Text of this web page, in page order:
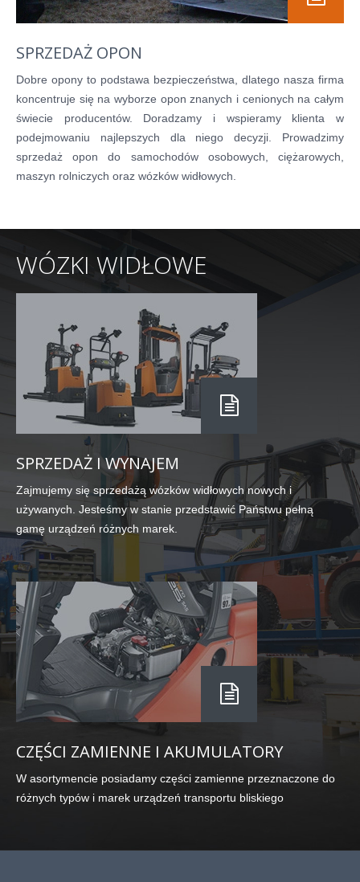
SPRZEDAŻ OPON
Dobre opony to podstawa bezpieczeństwa, dlatego nasza firma
koncentruje się na wyborze opon znanych i cenionych na całym
świecie producentów. Doradzamy i wspieramy klienta w
podejmowaniu najlepszych dla niego decyzji. Prowadzimy
sprzedaż opon do samochodów osobowych, ciężarowych,
maszyn rolniczych oraz wózków widłowych.
WÓZKI WIDŁOWE
SPRZEDAŻ I WYNAJEM
Zajmujemy się sprzedażą wózków widłowych nowych i
używanych. Jesteśmy w stanie przedstawić Państwu pełną
gamę urządzeń różnych marek.
CZĘŚCI ZAMIENNE I AKUMULATORY
W asortymencie posiadamy części zamienne przeznaczone do
różnych typów i marek urządzeń transportu bliskiego